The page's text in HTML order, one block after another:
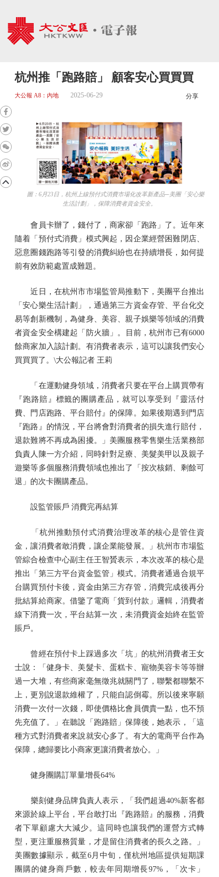
杭州推「跑路賠」 顧客安心買買買
大公報 A8：內地 2025-06-29 分享
圖：6月23日，杭州上線預付式消費市場化改革新產品─美團「安心樂
生活計劃」，保障消費者資金安全。
會員卡辦了，錢付了，商家卻「跑路」了。近年來
隨着「預付式消費」模式興起，因企業經營困難閉店、
惡意圈錢跑路等引發的消費糾紛也在持續增長，如何提
前有效防範處置成難題。
近日，在杭州市市場監管局推動下，美團平台推出
「安心樂生活計劃」，通過第三方資金存管、平台化交
易等創新機制，為健身、美容、親子娛樂等領域的消費
者資金安全構建起「防火牆」。目前，杭州市已有6000
餘商家加入該計劃。有消費者表示，這可以讓我們安心
買買買了。\大公報記者 王莉
「在運動健身領域，消費者只要在平台上購買帶有
『跑路賠』標籤的團購產品，就可以享受到『靈活付
費、門店跑路、平台賠付』的保障。如果後期遇到門店
『跑路』的情況，平台將會對消費者的損失進行賠付，
退款難將不再成為困擾。」美團服務零售樂生活業務部
負責人陳一方介紹，同時針對足療、美髮美甲以及親子
遊樂等多個服務消費領域也推出了「按次核銷、剩餘可
退」的次卡團購產品。
設監管賬戶 消費完再結算
「杭州推動預付式消費治理改革的核心是管住資
金，讓消費者敢消費，讓企業能發展。」杭州市市場監
管綜合檢查中心副主任王智贇表示，本次改革的核心是
推出「第三方平台資金監管」模式。消費者通過合規平
台購買預付卡後，資金由第三方存管，消費完成後再分
批結算給商家。借鑒了電商「貨到付款」邏輯，消費者
線下消費一次，平台結算一次，未消費資金始終在監管
賬戶。
曾經在預付卡上踩過多次「坑」的杭州消費者王女
士說：「健身卡、美髮卡、蛋糕卡、寵物美容卡等等辦
過一大堆，有些商家毫無徵兆就關門了，聯繫都聯繫不
上，更別說退款維權了，只能自認倒霉。所以後來寧願
消費一次付一次錢，即使價格比會員價貴一點，也不預
先充值了。」在聽說「跑路賠」保障後，她表示，「這
種方式對消費者來說就安心多了。有大的電商平台作為
保障，總歸要比小商家更讓消費者放心。」
健身團購訂單量增長64%
樂刻健身品牌負責人表示，「我們超過40%新客都
來源於線上平台，平台敢打出『跑路賠』的服務，消費
者下單顧慮大大減少。這同時也讓我們的運營方式轉
型，更注重服務質量，才是留住消費者的長久之路。」
美團數據顯示，截至6月中旬，僅杭州地區提供短期課
團購的健身商戶數，較去年同期增長97%，「次卡」